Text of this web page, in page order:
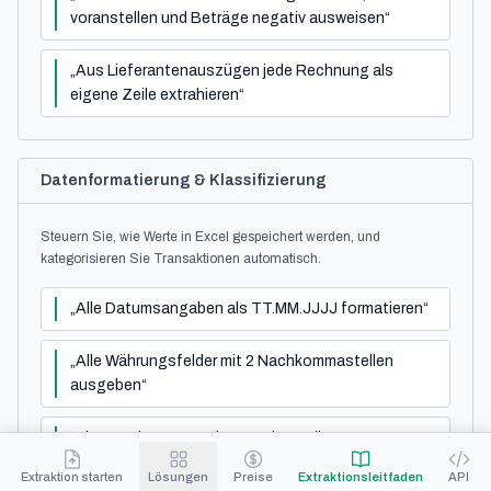
Extraktion starten Lösungen Preise Extraktionsleitfaden API
voranstellen und Beträge negativ ausweisen“
„Aus Lieferantenauszügen jede Rechnung als
eigene Zeile extrahieren“
Datenformatierung & Klassifizierung
Steuern Sie, wie Werte in Excel gespeichert werden, und
kategorisieren Sie Transaktionen automatisch.
„Alle Datumsangaben als TT.MM.JJJJ formatieren“
„Alle Währungsfelder mit 2 Nachkommastellen
ausgeben“
„Eine Spalte ‚Kostenkategorie‘ ergänzen –
klassifizieren als ‚Büromaterial‘, ‚Software‘,
‚Reisekosten‘ oder ‚Nebenkosten‘“